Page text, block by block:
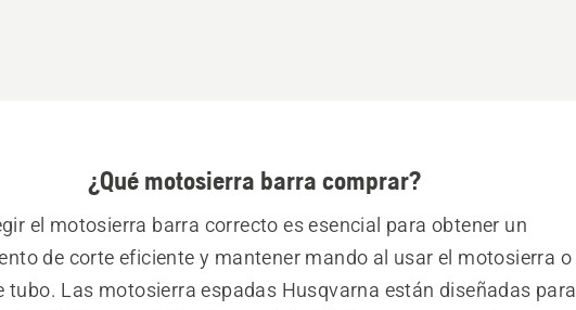
¿Qué motosierra barra comprar?
el motosierra barra correcto es esencial para obtener un
de corte eficiente y mantener mando al usar el motosierra o
tubo. Las motosierra espadas Husqvarna están diseñadas para